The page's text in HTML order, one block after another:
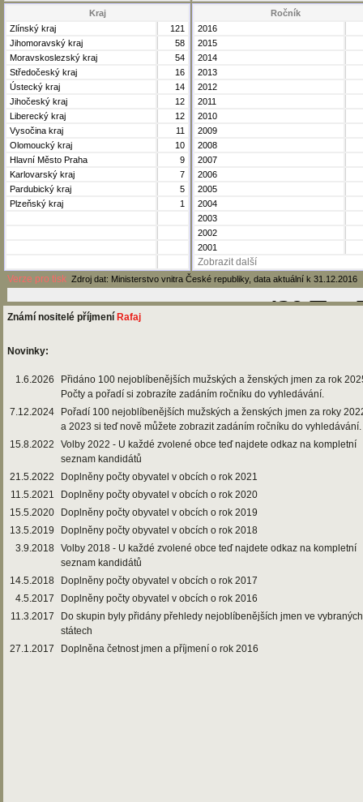
Kraj
Zlínský kraj
121
Jihomoravský kraj
58
Moravskoslezský kraj
54
Středočeský kraj
16
Ústecký kraj
14
Jihočeský kraj
12
Liberecký kraj
12
Vysočina kraj
11
Olomoucký kraj
10
Hlavní Město Praha
9
Karlovarský kraj
7
Pardubický kraj
5
Plzeňský kraj
1
Ročník
2016
2015
2014
2013
2012
2011
2010
2009
2008
2007
2006
2005
2004
2003
2002
2001
Zobrazit další
Verze pro tisk Zdroj dat: Ministerstvo vnitra České republiky, data aktuální k 31.12.2016
Známí nositelé příjmení Rafaj
Novinky:
1.6.2026
Přidáno 100 nejoblíbenějších mužských a ženských jmen za rok
Počty a pořadí si zobrazíte zadáním ročníku do vyhledávání.
7.12.2024
Pořadí 100 nejoblíbenějších mužských a ženských jmen za roky
a 2023 si teď nově můžete zobrazit zadáním ročníku do vyhledávání.
15.8.2022
Volby 2022 - U každé zvolené obce teď najdete odkaz na kompletní
seznam kandidátů
21.5.2022
Doplněny počty obyvatel v obcích o rok 2021
11.5.2021
Doplněny počty obyvatel v obcích o rok 2020
15.5.2020
Doplněny počty obyvatel v obcích o rok 2019
13.5.2019
Doplněny počty obyvatel v obcích o rok 2018
3.9.2018 Volby 2018 - U každé zvolené obce teď najdete odkaz na kompletní
seznam kandidátů
14.5.2018
Doplněny počty obyvatel v obcích o rok 2017
4.5.2017
Doplněny počty obyvatel v obcích o rok 2016
11.3.2017
Do skupin byly přidány přehledy nejoblíbenějších jmen ve vybraných
státech
27.1.2017
Doplněna četnost jmen a příjmení o rok 2016